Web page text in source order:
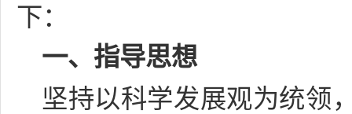
下：
一、指导思想
坚持以科学发展观为统领